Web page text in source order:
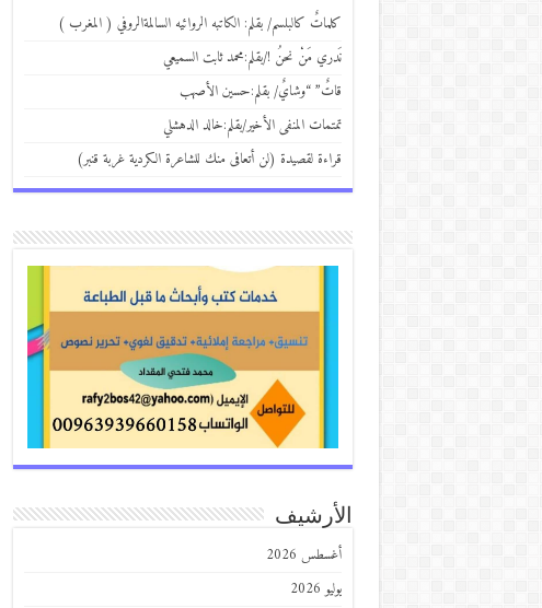
كلماتٌ كالبلسم/ بقلم: الكاتبه الروائيه السالمةالروفي ( المغرب )
نَدري مَنْ نحنُ !/بقلم:محمد ثابت السميعي
قاتٌ” “وشايٌ/ بقلم:حسين الأصهب
تمتمات المنفى الأخير/بقلم:خالد الدهشلي
قراءة لقصيدة (لن أتعافى منك للشاعرة الكردية غربة قنبر)
الأرشيف
أغسطس 2026
يوليو 2026